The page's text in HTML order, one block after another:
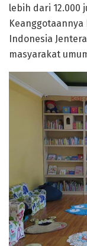
lebih dari 12.000
Indonesia
masyarakat